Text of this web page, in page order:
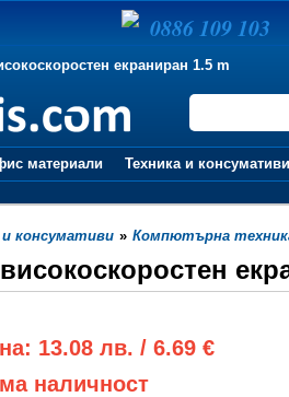
екраниран 1.5 m
материали Техника и консумативи
и консумативи » Компютърна
13.08 лв. / 6.69 €
наличност
0886 109 103